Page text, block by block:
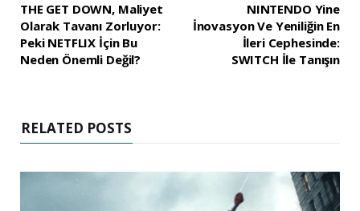
THE GET DOWN, Maliyet
Olarak Tavanı Zorluyor:
Peki NETFLIX İçin Bu
Neden Önemli Değil?
NINTENDO Yine
İnovasyon Ve Yeniliğin En
İleri Cephesinde:
SWITCH İle Tanışın
RELATED POSTS